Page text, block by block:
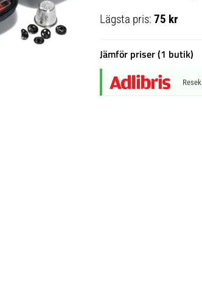
Lägsta pris: 75 kr
Jämför priser (1 butik)